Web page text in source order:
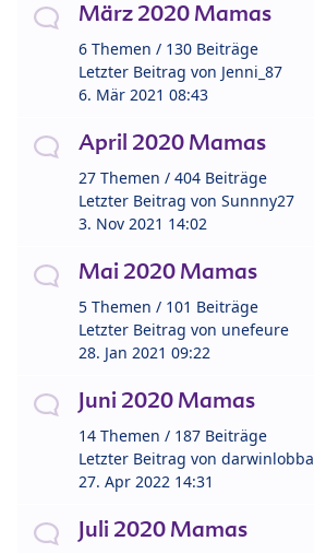
März 2020 Mamas
6 Themen / 130 Beiträge
Letzter Beitrag von Jenni_87
6. Mär 2021 08:43
April 2020 Mamas
27 Themen / 404 Beiträge
Letzter Beitrag von Sunnny27
3. Nov 2021 14:02
Mai 2020 Mamas
5 Themen / 101 Beiträge
Letzter Beitrag von unefeure
28. Jan 2021 09:22
Juni 2020 Mamas
14 Themen / 187 Beiträge
Letzter Beitrag von darwinlobba
27. Apr 2022 14:31
Juli 2020 Mamas